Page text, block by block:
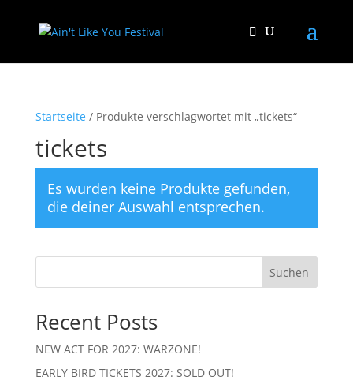
Startseite / Produkte verschlagwortet mit „tickets“
tickets
Es wurden keine Produkte gefunden,
die deiner Auswahl entsprechen.
Suchen
Recent Posts
NEW ACT FOR 2027: WARZONE!
EARLY BIRD TICKETS 2027: SOLD OUT!